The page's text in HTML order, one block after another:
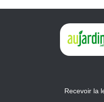
Recevoir la